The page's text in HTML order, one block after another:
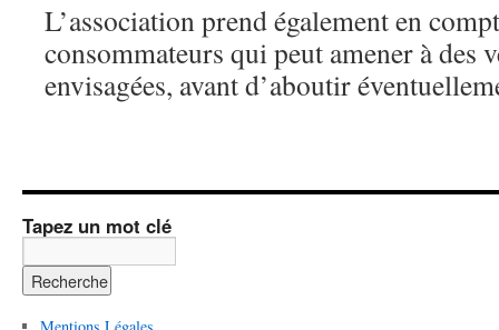
L’association prend également en
consommateurs qui peut amener à des
envisagées, avant d’aboutir
Tapez un mot clé